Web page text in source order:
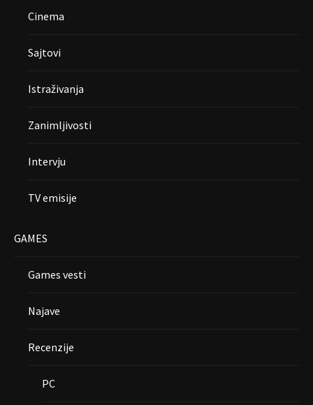
Cinema
Sajtovi
Istraživanja
Zanimljivosti
Intervju
TV emisije
GAMES
Games vesti
Najave
Recenzije
PC